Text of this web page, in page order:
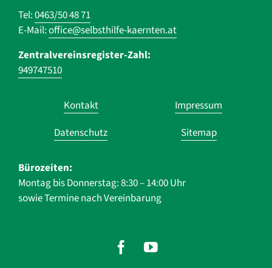
Tel:0463/50 48 71
E-Mail:office@selbsthilfe-kaernten.at
Zentralvereinsregister-Zahl:
949747510
Navigation
überspringen
Kontakt
Impressum
Datenschutz
Sitemap
Bürozeiten:
Montag bis Donnerstag: 8:30 – 14:00 Uhr
sowie Termine nach Vereinbarung